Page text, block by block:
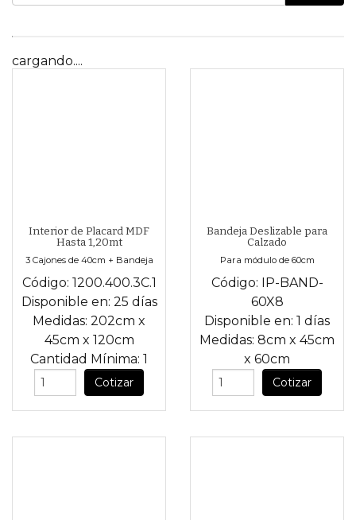
cargando....
Interior de Placard MDF
Hasta 1,20mt
3 Cajones de 40cm + Bandeja
Código: 1200.400.3C.1
Disponible en: 25 días
Medidas: 202cm x
45cm x 120cm
Cantidad Mínima: 1
Cotizar
Bandeja Deslizable para
Calzado
Para módulo de 60cm
Código: IP-BAND-
60X8
Disponible en: 1 días
Medidas: 8cm x 45cm
x 60cm
Cotizar